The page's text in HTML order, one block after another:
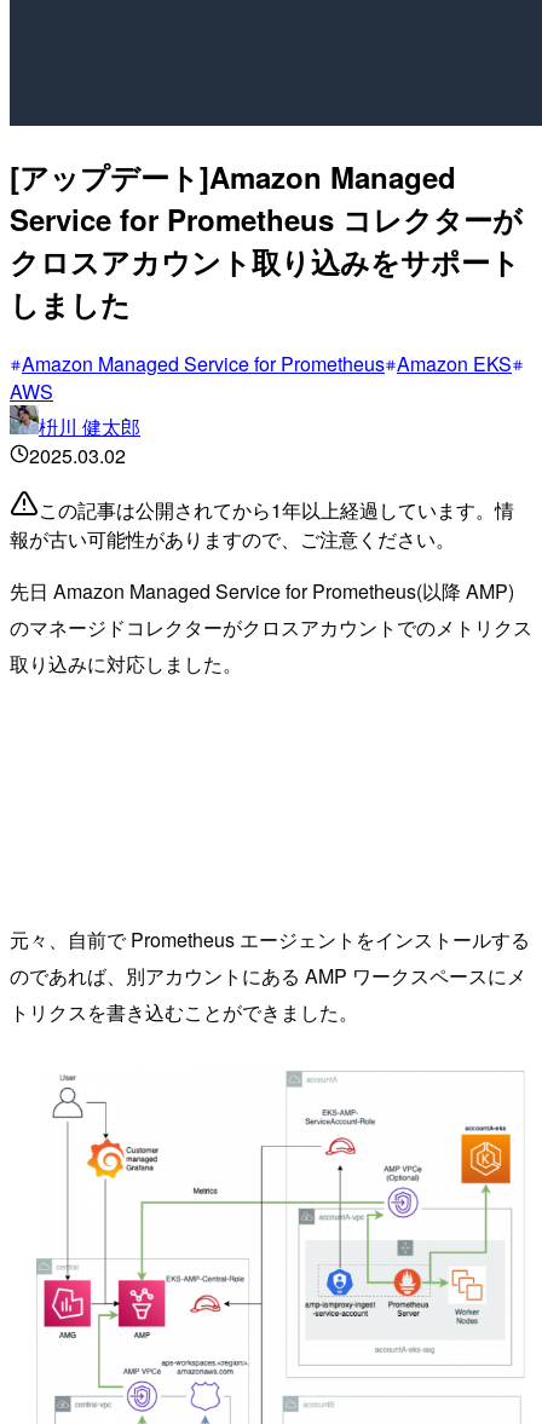
[アップデート]Amazon Managed
Service for Prometheus コレクターが
クロスアカウント取り込みをサポート
しました
Amazon Managed Service for Prometheus Amazon EKS
AWS
枡川 健太郎
2025.03.02
この記事は公開されてから1年以上経過しています。情
報が古い可能性がありますので、ご注意ください。
先日 Amazon Managed Service for Prometheus(以降 AMP)
のマネージドコレクターがクロスアカウントでのメトリクス
取り込みに対応しました。
元々、自前で Prometheus エージェントをインストールする
のであれば、別アカウントにある AMP ワークスペースにメ
トリクスを書き込むことができました。